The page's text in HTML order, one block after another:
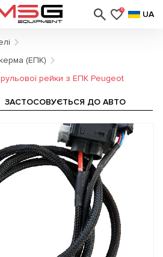
0 UA
(ЕПК)
рейки з ЕПК Peugeot
ЗАСТОСОВУЄТЬСЯ ДО АВТО